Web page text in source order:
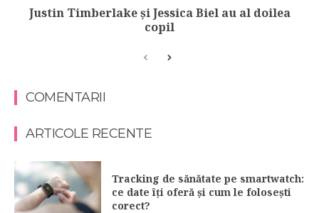
Justin Timberlake și Jessica Biel au al doilea
copil
COMENTARII
ARTICOLE RECENTE
Tracking de sănătate pe smartwatch:
ce date îți oferă și cum le folosești
corect?